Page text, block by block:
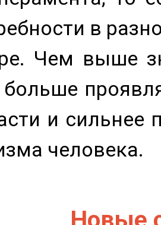
в
Чем выше
и сильнее
человека.